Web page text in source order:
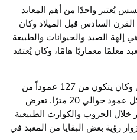
يُعتبر واحدًا من أهم المعابد
السادس قبل الميلاد وكان
إلهة الصيد والحيوانات والطبيعة
معلمًا معماريًا هامًا، وكان يُعتقد
تم بناء معبد أرتميس بشكل مذهل وكان يتكون من 127 عموداً من
الرخام الأبيض، وكان يبلغ ارتفاع كل عمود حوالي 20 مترًا. تعرض
خلال الحروب والكوارث الطبيعية
رؤية بعض البقايا من المعبد في